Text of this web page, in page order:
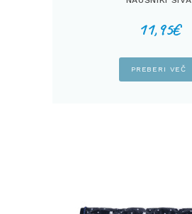
11,95€
PREBERI VEČ